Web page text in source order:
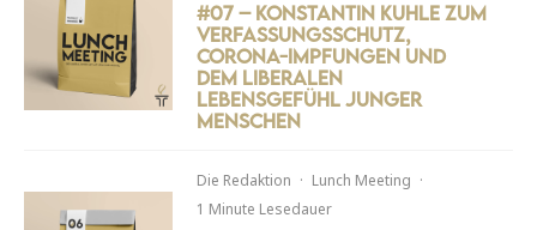
#07 – Konstantin Kuhle zum
Verfassungsschutz,
Corona-Impfungen und
dem liberalen
Lebensgefühl junger
Menschen
Die Redaktion · Lunch Meeting ·
1 Minute Lesedauer